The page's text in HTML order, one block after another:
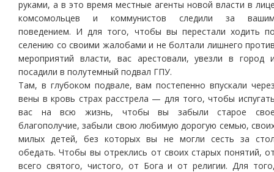
руками, а в это время местные агенты новой власти в
комсомольцев и коммунистов следили за
поведением. И для того, чтобы вы перестали ходить
селению со своими жалобами и не болтали лишнего
мероприятий власти, вас арестовали, увезли в город
посадили в полутемный подвал ГПУ.
Там, в глубоком подвале, вам постепенно впускали
вены в кровь страх расстрела — для того, чтобы
вас на всю жизнь, чтобы вы забыли старое
благополучие, забыли свою любимую дорогую семью,
милых детей, без которых вы не могли сесть за
обедать. Чтобы вы отреклись от своих старых понятий,
всего святого, чистого, от Бога и от религии. Для